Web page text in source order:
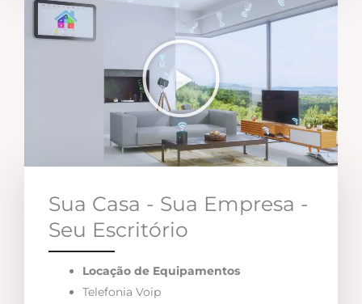
Sua Casa - Sua Empresa -
Seu Escritório
Locação de Equipamentos
Telefonia Voip